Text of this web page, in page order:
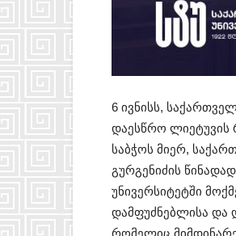
6 ივნისს,
დაესწრო ლიეტუვის
საბჭოს მიერ,
გურგენიძის
უნივერსიტეტში
დამფუძნებლისა და
რომელიც